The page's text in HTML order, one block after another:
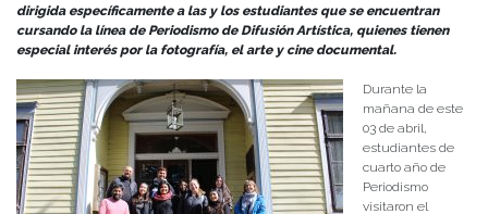
dirigida específicamente a las y los estudiantes que se encuentran
cursando la línea de Periodismo de Difusión Artística, quienes tienen
especial interés por la fotografía, el arte y cine documental.
Durante la
mañana de este
03 de abril,
estudiantes de
cuarto año de
Periodismo
visitaron el